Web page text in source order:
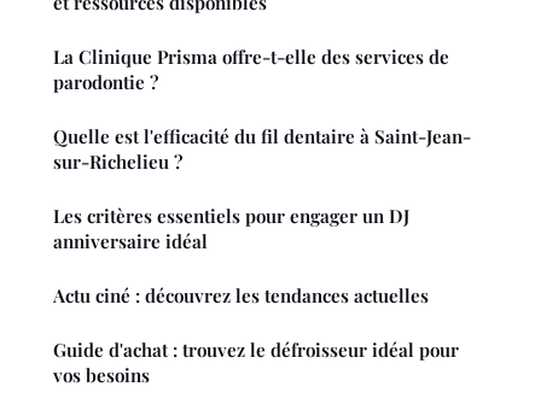
La Clinique Prisma offre-t-elle des services de
parodontie ?
Quelle est l'efficacité du fil dentaire à Saint-Jean-
sur-Richelieu ?
Les critères essentiels pour engager un DJ
anniversaire idéal
Actu ciné : découvrez les tendances actuelles
Guide d'achat : trouvez le défroisseur idéal pour
vos besoins